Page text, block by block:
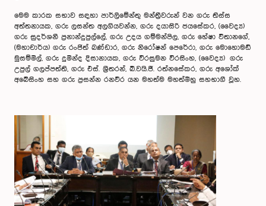
මෙම කාරක සභාව සඳහා පාර්ලිමේන්තු මන්ත්‍රීවරුන් වන ගරු තිස්ස
අත්තනායක, ගරු ලසන්ත අලගියවන්න, ගරු දයාසිරි ජයසේකර, (වෛද්‍ය)
ගරු සුදර්ශනී ප්‍රනාන්දුපුල්ලේ, ගරු උදය ගම්මන්පිල, ගරු හේෂා විතානගේ,
(මහාචාර්ය) ගරු රංජිත් බණ්ඩාර, ගරු නිරෝෂන් පෙරේරා, ගරු මොහොමඩ්
මුසම්මිල්, ගරු දුමින්ද දිසානායක, ගරු වීරසුමන වීරසිංහ, (වෛද්‍ය) ගරු
උපුල් ගලප්පත්ති, ගරු එස්. ශ්‍රීතරන්, බී.වයි.ජී. රත්නසේකර, ගරු අශෝක්
අබේසිංහ සහ ගරු ප්‍රසන්න රනවීර යන මහත්ම මහත්මීහු සහභාගී වූහ.